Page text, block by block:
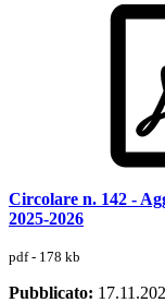
Circolare n. 142 -
2025-2026
pdf - 178 kb
Pubblicato: